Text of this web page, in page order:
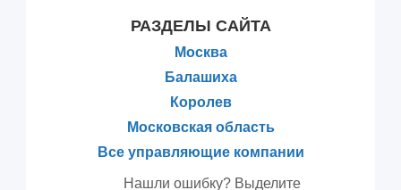
РАЗДЕЛЫ САЙТА
Москва
Балашиха
Королев
Московская область
Все управляющие компании
Нашли ошибку? Выделите